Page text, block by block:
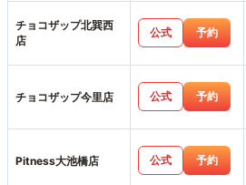
チョコザップ北巽西
店
公式 予約
チョコザップ今里店 公式 予約
Pitness大池橋店 公式 予約